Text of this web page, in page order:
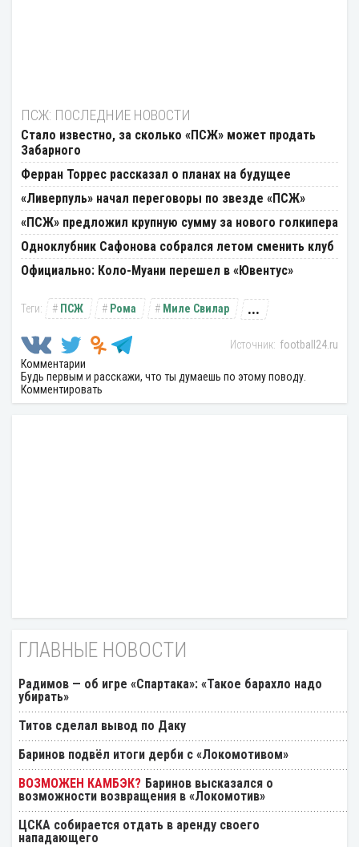
ПСЖ: ПОСЛЕДНИЕ НОВОСТИ
Стало известно, за сколько «ПСЖ» может продать
Забарного
Ферран Торрес рассказал о планах на будущее
«Ливерпуль» начал переговоры по звезде «ПСЖ»
«ПСЖ» предложил крупную сумму за нового голкипера
Одноклубник Сафонова собрался летом сменить клуб
Официально: Коло-Муани перешел в «Ювентус»
ПСЖ Рома Миле Свилар ...
football24.ru
Комментарии
Будь первым и расскажи, что ты думаешь по этому поводу.
Комментировать
ГЛАВНЫЕ НОВОСТИ
Радимов — об игре «Спартака»: «Такое барахло надо
убирать»
Титов сделал вывод по Даку
Баринов подвёл итоги дерби с «Локомотивом»
Баринов высказался о
возможности возвращения в «Локомотив»
ЦСКА собирается отдать в аренду своего
нападающего